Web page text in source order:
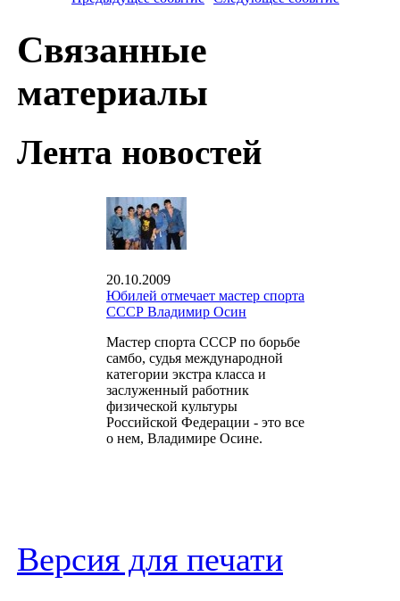
Связанные
материалы
Лента новостей
20.10.2009
Юбилей отмечает мастер спорта
СССР Владимир Осин
Мастер спорта СССР по борьбе
самбо, судья международной
категории экстра класса и
заслуженный работник
физической культуры
Российской Федерации - это все
о нем, Владимире Осине.
Версия для печати